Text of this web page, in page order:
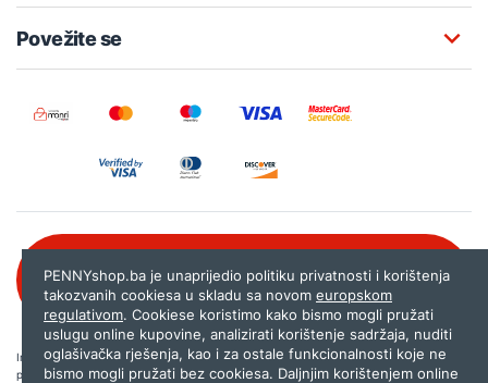
Povežite se
080 020 261
Internet trgovina PENNYshop.ba nastoji objavljivati samo provjerene i pravilne
podatke. Ako na našoj stranici otkrijete neistinite, odnosno neadekvatne informacije,
PENNYshop.ba je unaprijedio politiku privatnosti i korištenja
takozvanih cookiesa u skladu sa novom europskom
regulativom. Cookiese koristimo kako bismo mogli pružati
uslugu online kupovine, analizirati korištenje sadržaja, nuditi
oglašivačka rješenja, kao i za ostale funkcionalnosti koje ne
bismo mogli pružati bez cookiesa. Daljnjim korištenjem online